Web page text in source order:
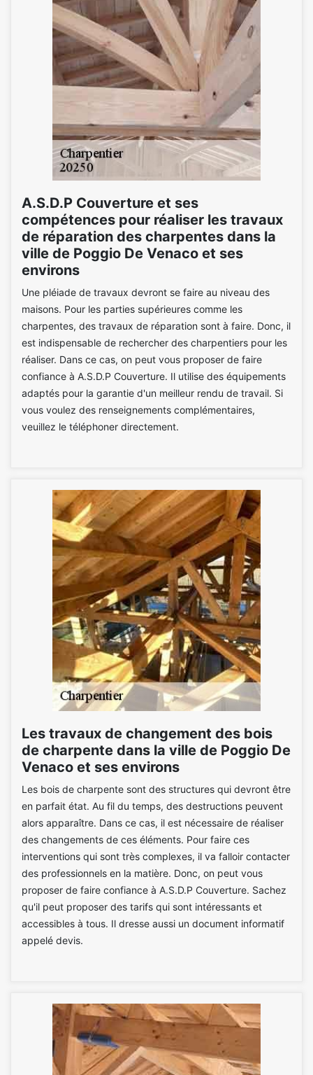
A.S.D.P Couverture et ses
compétences pour réaliser les travaux
de réparation des charpentes dans la
ville de Poggio De Venaco et ses
environs
Une pléiade de travaux devront se faire au niveau des
maisons. Pour les parties supérieures comme les
charpentes, des travaux de réparation sont à faire. Donc, il
est indispensable de rechercher des charpentiers pour les
réaliser. Dans ce cas, on peut vous proposer de faire
confiance à A.S.D.P Couverture. Il utilise des équipements
adaptés pour la garantie d'un meilleur rendu de travail. Si
vous voulez des renseignements complémentaires,
veuillez le téléphoner directement.
Les travaux de changement des bois
de charpente dans la ville de Poggio De
Venaco et ses environs
Les bois de charpente sont des structures qui devront être
en parfait état. Au fil du temps, des destructions peuvent
alors apparaître. Dans ce cas, il est nécessaire de réaliser
des changements de ces éléments. Pour faire ces
interventions qui sont très complexes, il va falloir contacter
des professionnels en la matière. Donc, on peut vous
proposer de faire confiance à A.S.D.P Couverture. Sachez
qu'il peut proposer des tarifs qui sont intéressants et
accessibles à tous. Il dresse aussi un document informatif
appelé devis.